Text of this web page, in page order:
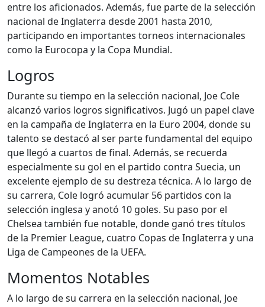
entre los aficionados. Además, fue parte de la selección
nacional de Inglaterra desde 2001 hasta 2010,
participando en importantes torneos internacionales
como la Eurocopa y la Copa Mundial.
Logros
Durante su tiempo en la selección nacional, Joe Cole
alcanzó varios logros significativos. Jugó un papel clave
en la campaña de Inglaterra en la Euro 2004, donde su
talento se destacó al ser parte fundamental del equipo
que llegó a cuartos de final. Además, se recuerda
especialmente su gol en el partido contra Suecia, un
excelente ejemplo de su destreza técnica. A lo largo de
su carrera, Cole logró acumular 56 partidos con la
selección inglesa y anotó 10 goles. Su paso por el
Chelsea también fue notable, donde ganó tres títulos
de la Premier League, cuatro Copas de Inglaterra y una
Liga de Campeones de la UEFA.
Momentos Notables
A lo largo de su carrera en la selección nacional, Joe